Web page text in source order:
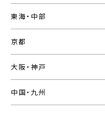
東海・中部
京都
大阪・神戸
中国・九州